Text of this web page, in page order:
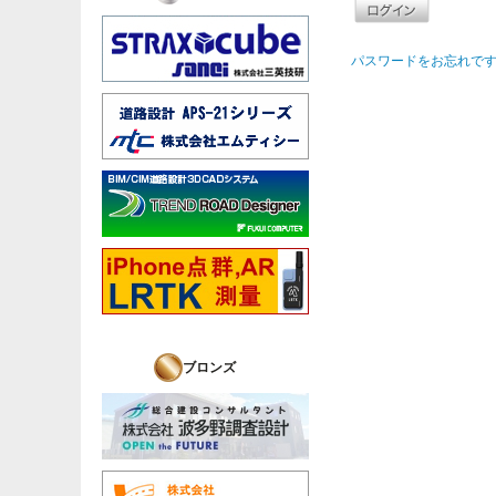
ブロンズ
パスワードをお忘れで